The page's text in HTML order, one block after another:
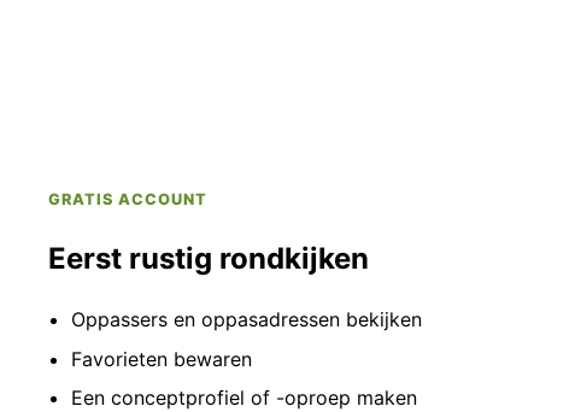
GRATIS ACCOUNT
Eerst rustig rondkijken
Oppassers en oppasadressen bekijken
Favorieten bewaren
Een conceptprofiel of -oproep maken